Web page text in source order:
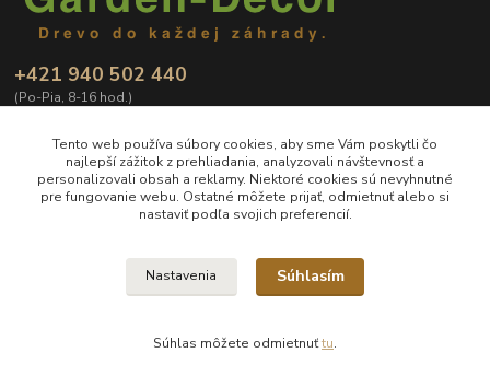
+421 940 502 440
(Po-Pia, 8-16 hod.)
info@Garden-Decor.sk
Vlastníkom obsahu a prevádzkovateľom e-shopu www.Garden-Decor.sk je
vložka č.: 170916/B
Tento web používa súbory cookies, aby sme Vám poskytli čo
najlepší zážitok z prehliadania, analyzovali návštevnosť a
personalizovali obsah a reklamy. Niektoré cookies sú nevyhnutné
pre fungovanie webu. Ostatné môžete prijať, odmietnuť alebo si
nastaviť podľa svojich preferencií.
Nastavenia Súhlasím
Súhlas môžete odmietnuťtu.